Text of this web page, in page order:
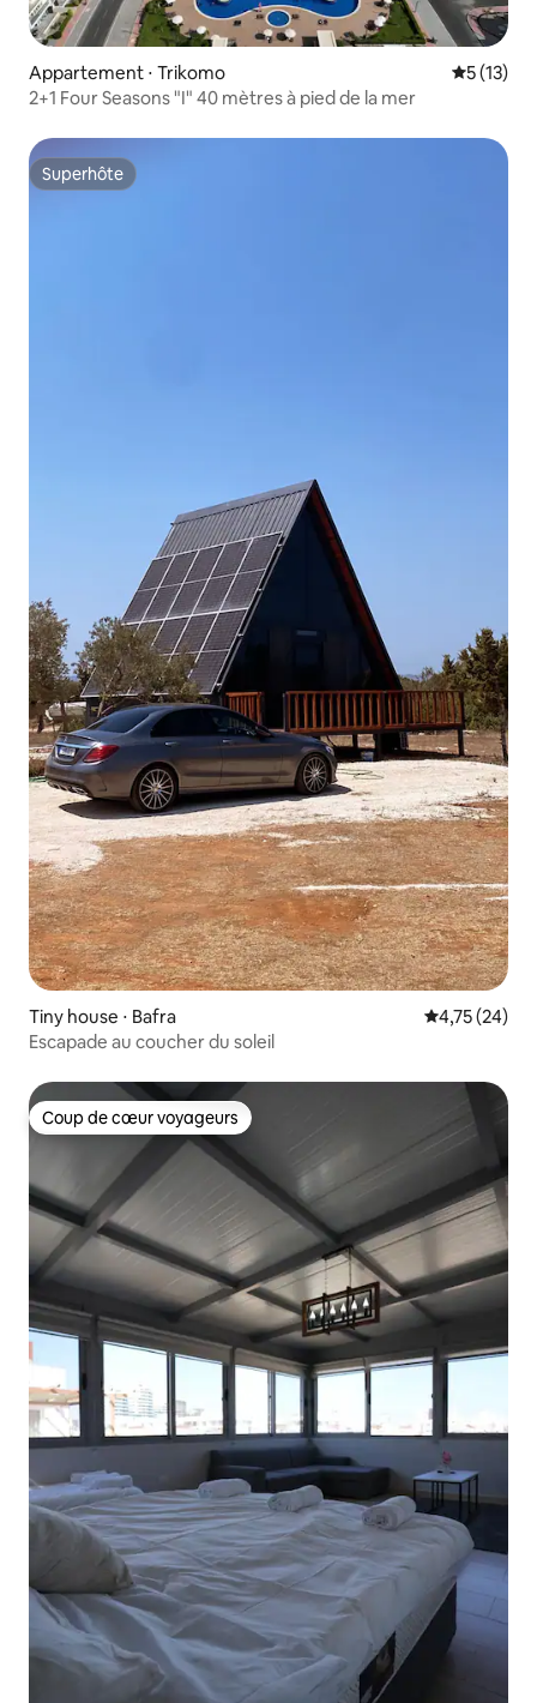
Appartement ⋅ Trikomo
5 (13)
2+1 Four Seasons "I" 40 mètres à pied de la mer
Superhôte
Superhôte
Tiny house ⋅ Bafra Évaluation
4,75 (24)
Escapade au coucher du soleil
Coup de cœur voyageurs
Coup de cœur voyageurs